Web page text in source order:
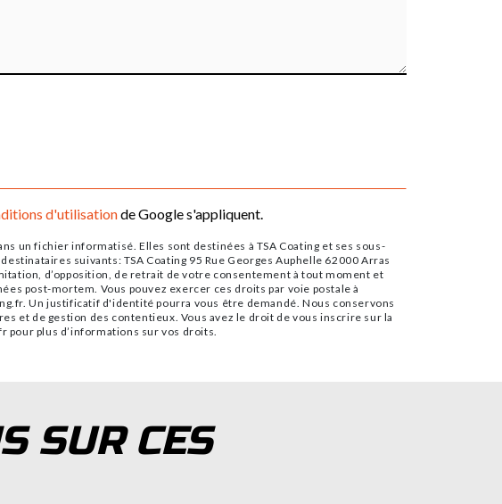
d'utilisationde Google s'appliquent.
un fichier informatisé. Elles sont destinées à TSA Coating et ses sous-
suivants: TSA Coating 95 Rue Georges Auphelle 62000 Arras
d’opposition, de retrait de votre consentement à tout moment et
post-mortem. Vous pouvez exercer ces droits par voie postale à
Un justificatif d'identité pourra vous être demandé. Nous conservons
et de gestion des contentieux. Vous avez le droit de vous inscrire sur la
pour plus d’informations sur vos droits.
SUR CES